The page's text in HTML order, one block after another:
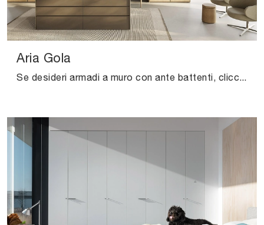
Aria Gola
Se desideri armadi a muro con ante battenti, clicca e scopri l'armadio Aria Gola di Kristalia in legno.